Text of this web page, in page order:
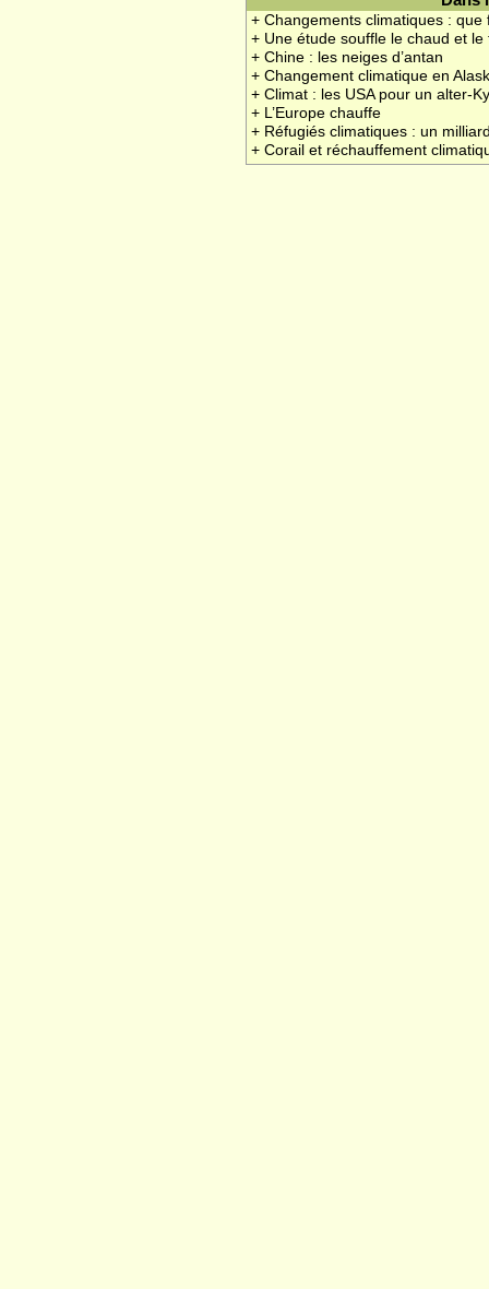
+ Changements climatiques : que
+ Une étude souffle le chaud et le
+ Chine : les neiges d’antan
+ Changement climatique en
+ Climat : les USA pour un alter-
+ L’Europe chauffe
+ Réfugiés climatiques : un
+ Corail et réchauffement